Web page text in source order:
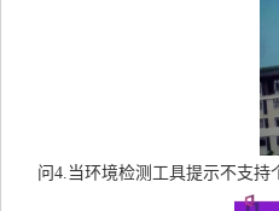
问4.当环境检测工具提示不支持